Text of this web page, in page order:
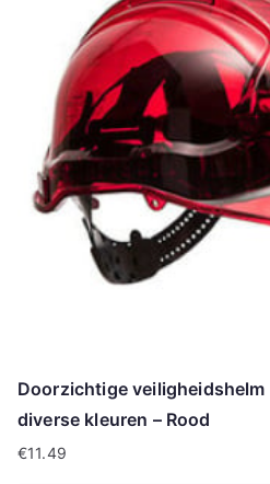
Doorzichtige veiligheidshelm
diverse kleuren – Rood
€11.49